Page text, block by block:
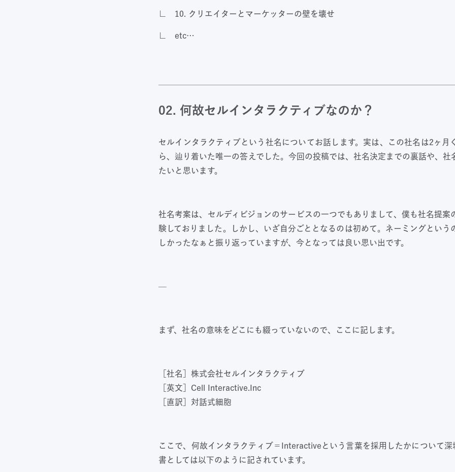
10. クリエイターとマーケッターの壁を壊せ
etc…
02. 何故セルインタラクティブなのか？
セルインタラクティブという社名についてお話します。実は、この社名は2ヶ月
ら、辿り着いた唯一の答えでした。今回の投稿では、社名決定までの裏話や、社
たいと思います。
社名考案は、セルディビジョンのサービスの一つでもありまして、僕も社名提案
験しておりました。しかし、いざ自分ごととなるのは初めて。ネーミングという
しかったなぁと振り返っていますが、今となっては良い思い出です。
—
まず、社名の意味をどこにも綴っていないので、ここに記します。
［社名］株式会社セルインタラクティブ
［英文］Cell Interactive.Inc
［直訳］対話式細胞
ここで、何故インタラクティブ＝Interactiveという言葉を採用したかについて深
書としては以下のように記されています。